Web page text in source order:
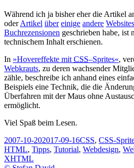
Während ich ja bisher eher die Artikel
oderArtikel über einige andere Websites
Buchrezensionen geschrieben habe, ist
technischem Inhalt erschienen.
In »Hovereffekte mit CSS–Sprites«,
Webkrauts, zu deren wachsender
zähle, beschreibe ich anhand eines
Beispiels eine Technik, die die
Überfahren mit der Maus ohne
ermöglicht.
Viel Spaß beim Lesen.
Veröffentlicht
am
2007-10-202017-09-16Schlagwörter
CSS, CSS-
HTML, Tipps, Tutorial, Webdesign,
XHTML